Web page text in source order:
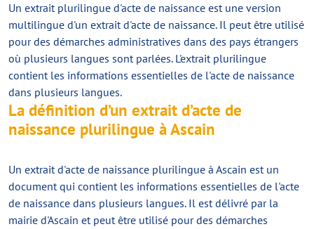
Un extrait plurilingue d'acte de naissance est une version
multilingue d'un extrait d'acte de naissance. Il peut être utilisé
pour des démarches administratives dans des pays étrangers
où plusieurs langues sont parlées. L'extrait plurilingue
contient les informations essentielles de l'acte de naissance
dans plusieurs langues.
La définition d’un extrait d’acte de
naissance plurilingue à Ascain
Un extrait d'acte de naissance plurilingue à Ascain est un
document qui contient les informations essentielles de l'acte
de naissance dans plusieurs langues. Il est délivré par la
mairie d'Ascain et peut être utilisé pour des démarches